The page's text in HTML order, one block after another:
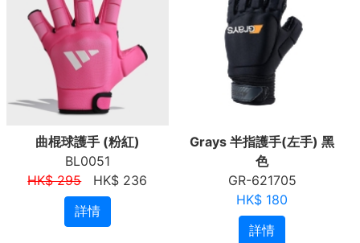
曲棍球護手 (粉紅)
BL0051
HK$ 295HK$ 236
詳情
Grays 半指護手(左手) 黑
色
GR-621705
HK$ 180
詳情